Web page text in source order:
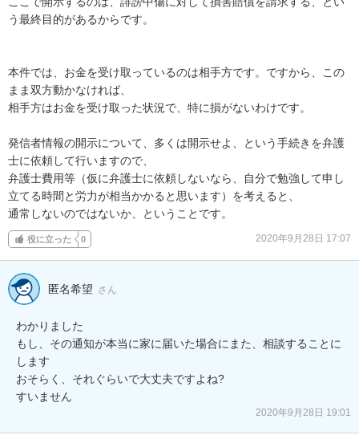
う最終目的があるからです。
本件では、お金を受け取っているのは相手方です。ですから、この
まま双方動かなければ、
相手方はお金を受け取った状況で、特に損がないわけです。
発信者情報の開示について、多くは開示せよ、という手続きを弁護
士に依頼して行いますので、
弁護士費用等（仮に弁護士に依頼しないなら、自分で勉強して申し
立てる時間と労力が相当かかると思います）を考えると、
通常しないのではないか、ということです。
役に立った 0 2020年9月28日 17:07
匿名希望 さん
わかりました
もし、その通知が本当に家に届いた場合にまた、相談することに
します
おそらく、それぐらいで大丈夫ですよね?
すいません
2020年9月28日 19:01